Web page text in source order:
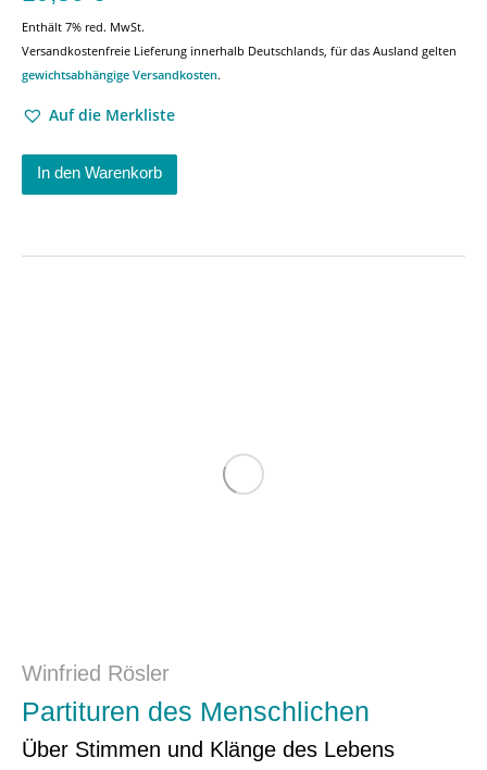
Enthält 7% red. MwSt.
Versandkostenfreie Lieferung innerhalb Deutschlands, für das Ausland gelten
gewichtsabhängige Versandkosten.
Auf die Merkliste
In den Warenkorb
Winfried Rösler
Partituren des Menschlichen
Über Stimmen und Klänge des Lebens